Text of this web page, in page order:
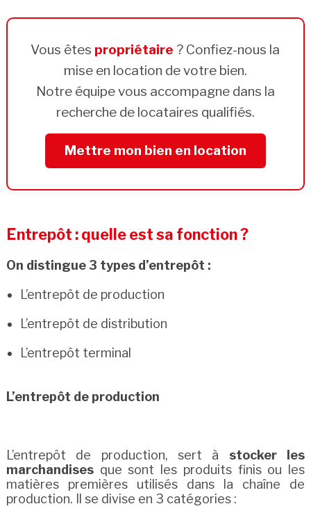
Vous êtes propriétaire ? Confiez-nous la
mise en location de votre bien.
Notre équipe vous accompagne dans la
recherche de locataires qualifiés.
Mettre mon bien en location
Entrepôt : quelle est sa fonction ?
On distingue 3 types d’entrepôt :
L’entrepôt de production
L’entrepôt de distribution
L’entrepôt terminal
L’entrepôt de production
L’entrepôt de production, sert à stocker les
marchandisesque sont les produits finis ou les
matières premières utilisés dans la chaîne de
production. Il se divise en 3 catégories :